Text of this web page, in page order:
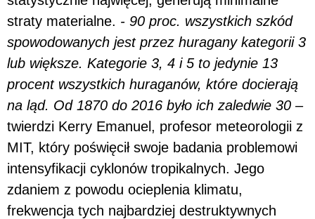
straty materialne. - 90 proc. wszystkich szkód
spowodowanych jest przez huragany kategorii 3
lub większe. Kategorie 3, 4 i 5 to jedynie 13
procent wszystkich huraganów, które docierają
na ląd. Od 1870 do 2016 było ich zaledwie 30 –
twierdzi Kerry Emanuel, profesor meteorologii z
MIT, który poświęcił swoje badania problemowi
intensyfikacji cyklonów tropikalnych. Jego
zdaniem z powodu ocieplenia klimatu,
frekwencja tych najbardziej destruktywnych